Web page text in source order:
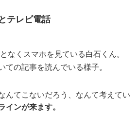
テレビ電話
となくスマホを見ている白石くん。
ての記事を読んでいる様子。
んてこないだろう、なんて考えてい
インが来ます。